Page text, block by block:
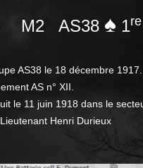
M2 AS38 ♠ 1re
AS38 le 18 décembre 1917.
AS n° XII.
le 11 juin 1918 dans le
Henri Durieux